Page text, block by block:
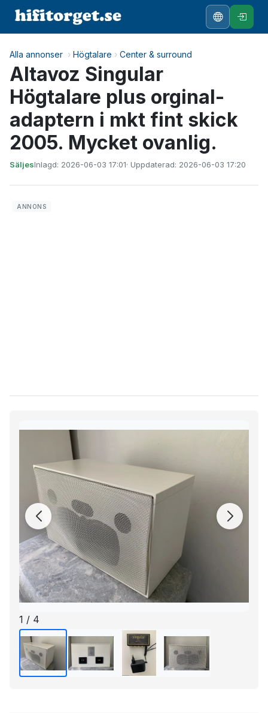
Alla annonser › Högtalare › Center & surround
Altavoz Singular
Högtalare plus orginal-
adaptern i mkt fint skick
2005. Mycket ovanlig.
SäljesInlagd: 2026-06-03 17:01· Uppdaterad: 2026-06-03 17:20
1 / 4